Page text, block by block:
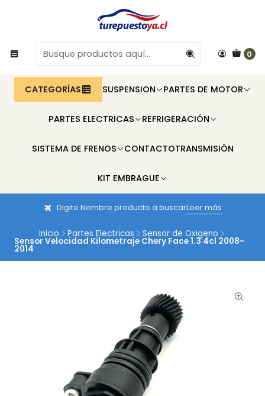
0
CATEGORÍAS SUSPENSION PARTES DE MOTOR
PARTES ELECTRICAS REFRIGERACIÓN
SISTEMA DE FRENOS CONTACTOTRANSMISIÓN
KIT EMBRAGUE
Digite Nombre producto a buscarLeer más
Inicio Partes Electricas Sensor de Oxigeno
Sensor Velocidad Kilometraje Chery Face 1.3 4cl 2008-
2014